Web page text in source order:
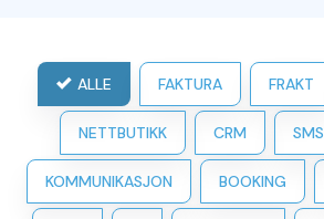
ALLE FAKTURA FRAKT
NETTBUTIKK CRM SMS
KOMMUNIKASJON BOOKING